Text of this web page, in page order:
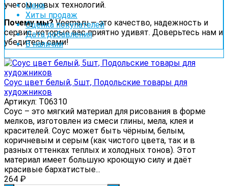
учетом новых технологий.
Почему мы?Veema.ru — это качество, надежность и
сервис, которые вас приятно удивят. Доверьтесь нам и
убедитесь сами!
Цена
Хиты продаж
Оценка покупателей
Дата добавления
В наличии
Соус цвет белый, 5шт, Подольские товары для
художников
Артикул: Т06310
Соус – это мягкий материал для рисования в форме
мелков, изготовлен из смеси глины, мела, клея и
красителей. Соус может быть чёрным, белым,
коричневым и серым (как чистого цвета, так и в
разных оттенках теплых и холодных тонов). Этот
материал имеет большую кроющую силу и даёт
красивые бархатистые...
264 ₽